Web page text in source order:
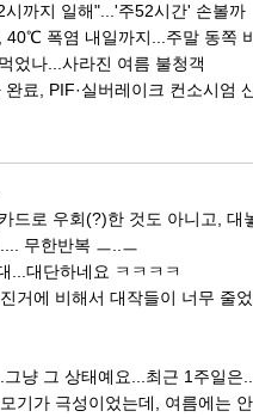
시까지 일해"...'주52시간' 손볼까
40℃ 폭염 내일까지...주말 동쪽
었나...사라진 여름 불청객
완료, PIF·실버레이크 컨소시엄
로 우회(?)한 것도 아니고, 대놓고...
무한반복 ㅡ..ㅡ
...대단하네요 ㅋㅋㅋㅋ
거에 비해서 대작들이 너무 줄었
냥 그 상태예요...최근 1주일은....
극성이었는데, 여름에는 안나오는 것 같은